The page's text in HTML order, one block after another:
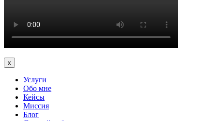
x
Услуги
Обо мне
Кейсы
Миссия
Блог